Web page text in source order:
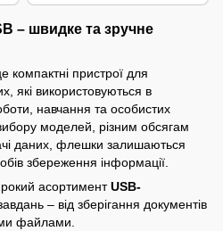
– швидке та зручне
компактні пристрої для
які використовуються в
навчання та особистих
моделей, різним обсягам
даних, флешки залишаються
збереження інформації.
асортиментUSB-
– від зберігання документів
файлами.